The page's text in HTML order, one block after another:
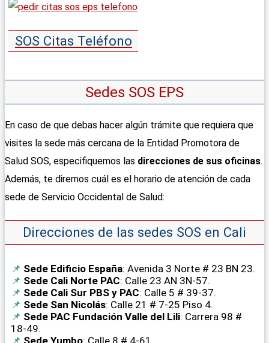
SOS Citas Teléfono
Sedes SOS EPS
En caso de que debas hacer algún trámite que requiera que
visites la sede más cercana de la Entidad Promotora de
Salud SOS, especifiquemos las direcciones de sus oficinas.
Además, te diremos cuál es el horario de atención de cada
sede de Servicio Occidental de Salud:
Direcciones de las sedes SOS en Cali
Sede Edificio España: Avenida 3 Norte # 23 BN 23.
Sede Cali Norte PAC: Calle 23 AN 3N-57.
Sede Cali Sur PBS y PAC: Calle 5 # 39-37.
Sede San Nicolás: Calle 21 # 7-25 Piso 4.
Sede PAC Fundación Valle del Lili: Carrera 98 #
18-49.